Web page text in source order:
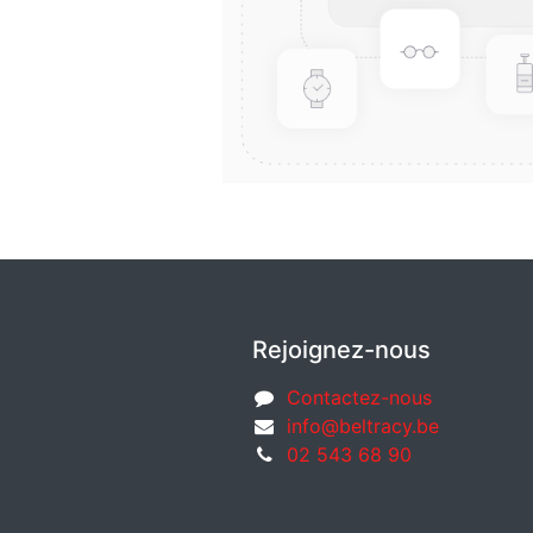
Rejoignez-nous
Contactez-nous
info@beltracy.be
02 543 68 90